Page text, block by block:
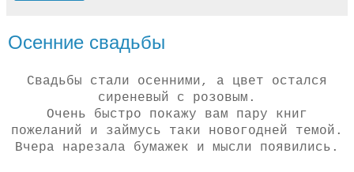
Осенние свадьбы
Свадьбы стали осенними, а цвет остался
сиреневый с розовым.
Очень быстро покажу вам пару книг
пожеланий и займусь таки новогодней темой.
Вчера нарезала бумажек и мысли появились.